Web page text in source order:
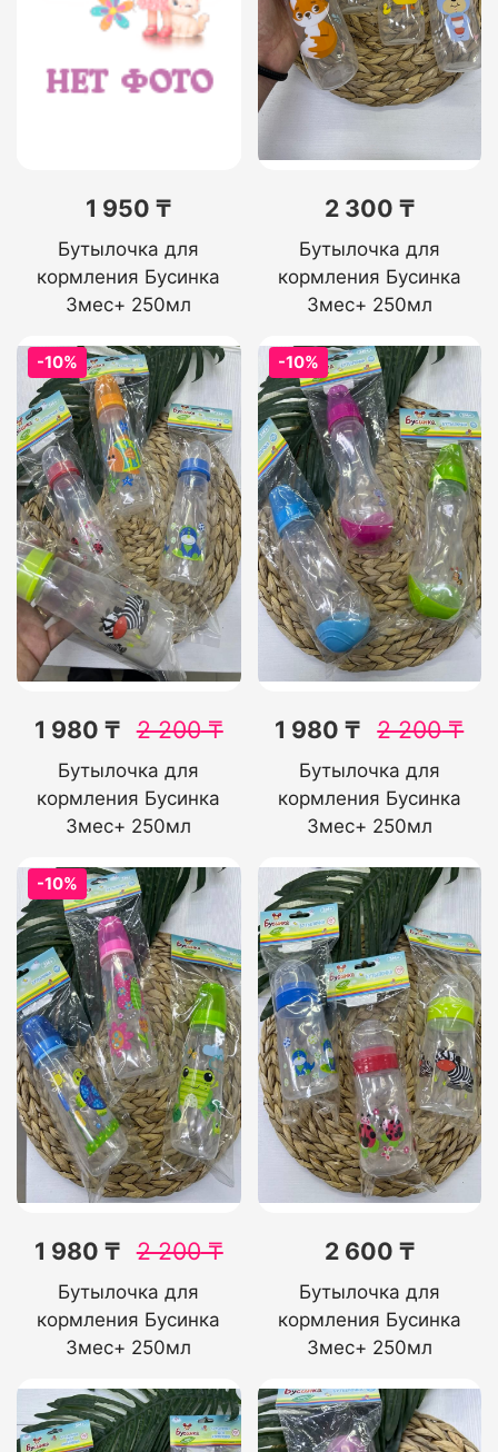
1 950 ₸
Бутылочка для
кормления Бусинка
3мес+ 250мл
2 300 ₸
Бутылочка для
кормления Бусинка
3мес+ 250мл
-10%
1 980 ₸ 2 200₸
Бутылочка для
кормления Бусинка
3мес+ 250мл
-10%
1 980 ₸ 2 200₸
Бутылочка для
кормления Бусинка
3мес+ 250мл
-10%
1 980 ₸ 2 200₸
Бутылочка для
кормления Бусинка
3мес+ 250мл
2 600 ₸
Бутылочка для
кормления Бусинка
3мес+ 250мл